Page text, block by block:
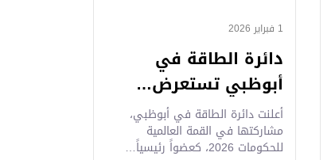
1 فبراير 2026
دائرة الطاقة في
أبوظبي تستعرض…
أعلنت دائرة الطاقة في أبوظبي،
مشاركتها في القمة العالمية
للحكومات 2026، كعضواً رئيسياً…